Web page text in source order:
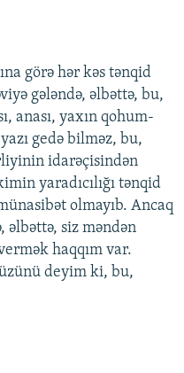
görə hər kəs tənqid
gələndə, əlbəttə, bu,
anası, yaxın qohum-
gedə bilməz, bu,
idarəçisindən
yaradıcılığı tənqid
olmayıb. Ancaq
əlbəttə, siz məndən
haqqım var.
deyim ki, bu,